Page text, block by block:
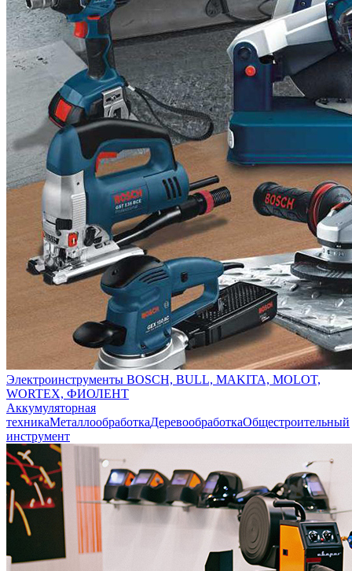
Электроинструменты BOSCH, BULL, MAKITA, MOLOT,
WORTEX, ФИОЛЕНТ
Аккумуляторная
техникаМеталлообработкаДеревообработкаОбщестроительный
инструмент